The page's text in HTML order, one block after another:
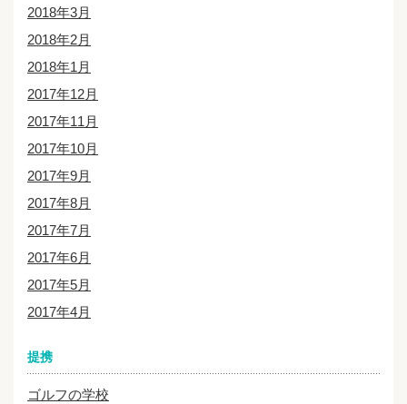
2018年3月
2018年2月
2018年1月
2017年12月
2017年11月
2017年10月
2017年9月
2017年8月
2017年7月
2017年6月
2017年5月
2017年4月
提携
ゴルフの学校